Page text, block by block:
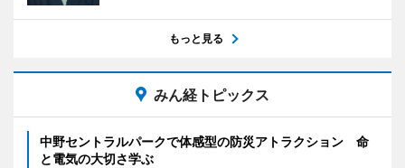
もっと見る
みん経トピックス
中野セントラルパークで体感型の防災アトラクション 命
と電気の大切さ学ぶ